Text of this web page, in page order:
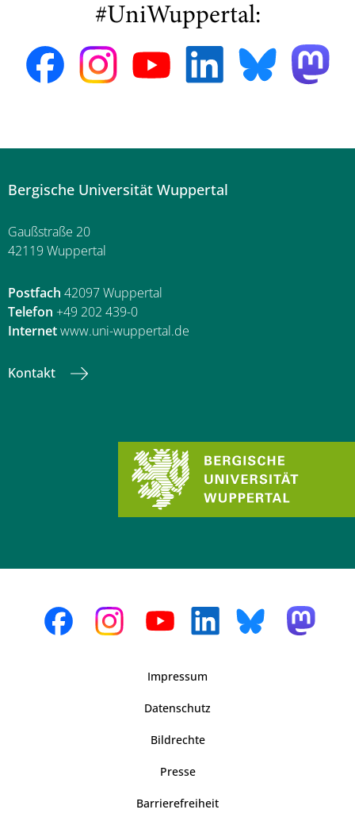
#UniWuppertal:
Bergische Universität Wuppertal
Gaußstraße 20
42119 Wuppertal
Postfach 42097 Wuppertal
Telefon +49 202 439-0
Internetwww.uni-wuppertal.de
Kontakt
Impressum
Datenschutz
Bildrechte
Presse
Barrierefreiheit